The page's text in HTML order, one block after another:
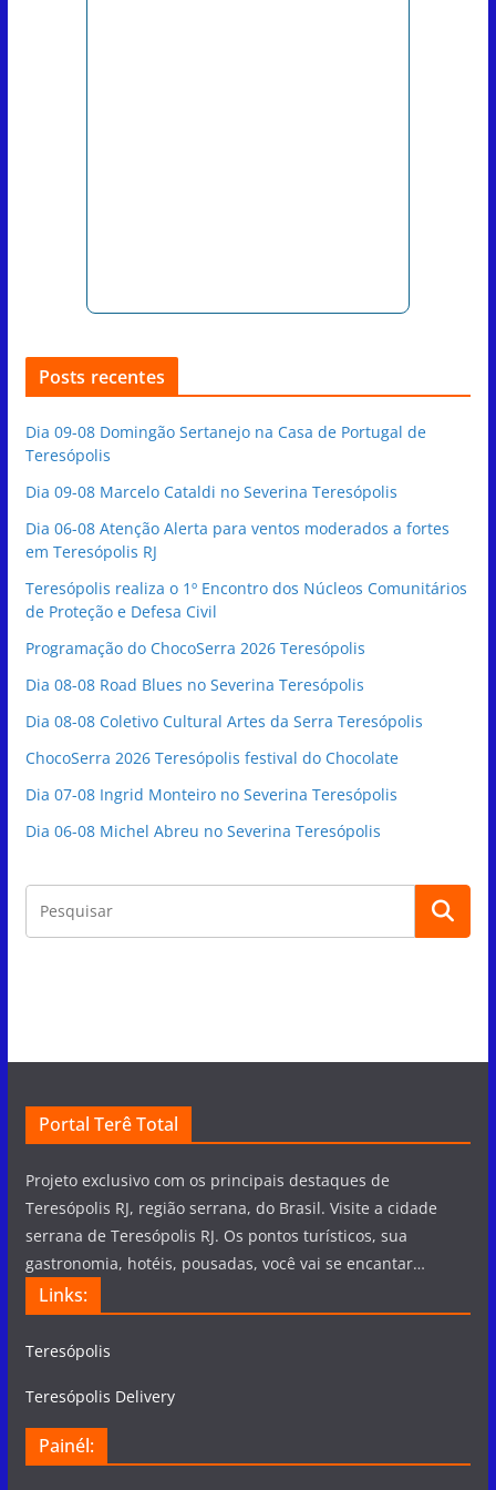
Posts recentes
Dia 09-08 Domingão Sertanejo na Casa de Portugal de
Teresópolis
Dia 09-08 Marcelo Cataldi no Severina Teresópolis
Dia 06-08 Atenção Alerta para ventos moderados a fortes
em Teresópolis RJ
Teresópolis realiza o 1º Encontro dos Núcleos Comunitários
de Proteção e Defesa Civil
Programação do ChocoSerra 2026 Teresópolis
Dia 08-08 Road Blues no Severina Teresópolis
Dia 08-08 Coletivo Cultural Artes da Serra Teresópolis
ChocoSerra 2026 Teresópolis festival do Chocolate
Dia 07-08 Ingrid Monteiro no Severina Teresópolis
Dia 06-08 Michel Abreu no Severina Teresópolis
Portal Terê Total
Projeto exclusivo com os principais destaques de
Teresópolis RJ, região serrana, do Brasil. Visite a cidade
serrana de Teresópolis RJ. Os pontos turísticos, sua
gastronomia, hotéis, pousadas, você vai se encantar…
Links:
Teresópolis
Teresópolis Delivery
Painél: